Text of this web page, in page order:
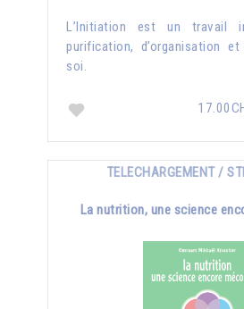
L’Initiation est un travail
purification, d’organisation
soi.
TELECHARGEMENT /
La nutrition, une science